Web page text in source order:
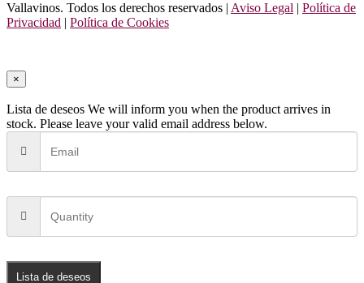
Vallavinos. Todos los derechos reservados | Aviso Legal | Política de
Privacidad | Política de Cookies
×
Lista de deseos We will inform you when the product arrives in
stock. Please leave your valid email address below.
Lista de deseos